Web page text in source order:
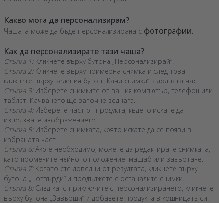
Какво мога да персонализирам?
Чашата може да бъде персонализирана с фотографии.
Как да персонализирате тази чаша?
Стъпка 1: Кликнете върху бутона „Персонализирай“.
Стъпка 2: Кликнете върху примерна снимка и след това
кликнете върху зеления бутон „Качи снимки“ в долната част.
Стъпка 3: Изберете снимките от вашия компютър, телефон или
таблет. Качването ще започне веднага.
Стъпка 4: Изберете част от продукта, където искате да
използвате изображението.
Стъпка 5: Изберете снимката, която искате да се появи в
избраната част.
Стъпка 6:Ако е необходимо, можете да редактирате снимката,
като промените нейното положение, мащаб или завъртане.
Стъпка 7: Когато сте доволни от резултата, кликнете върху
бутона „Потвърди“ и продължете с останалите снимки.
Стъпка 8: След като приключите с персонализирането, кликнете
върху бутона „Завърши“ и добавете продукта в кошницата си.